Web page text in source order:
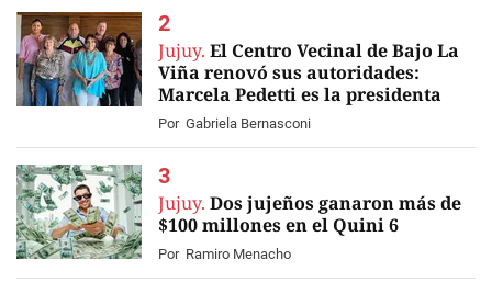
Jujuy. El Centro Vecinal de Bajo La
Viña renovó sus autoridades:
Marcela Pedetti es la presidenta
Por Gabriela Bernasconi
Jujuy. Dos jujeños ganaron más de
$100 millones en el Quini 6
Por Ramiro Menacho